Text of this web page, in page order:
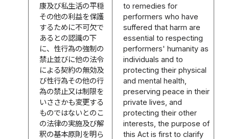
康及び私生活の平穏
その他の利益を保護
するために不可欠で
あるとの認識の下
に、性行為の強制の
禁止並びに他の法令
による契約の無効及
び性行為その他の行
為の禁止又は制限を
いささかも変更する
ものではないとのこ
の法律の実施及び解
釈の基本原則を明ら
to remedies for
performers who have
suffered that harm are
essential to respecting
performers' humanity as
individuals and to
protecting their physical
and mental health,
preserving peace in their
private lives, and
protecting their other
interests, the purpose of
this Act is first to clarify